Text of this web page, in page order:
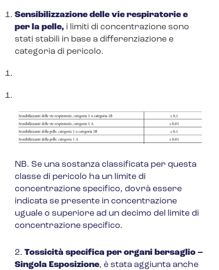
Sensibilizzazione delle vie respiratorie e
per la pelle, i limiti di concentrazione sono
stati stabili in base a differenziazione e
categoria di pericolo.
NB. Se una sostanza classificata per questa
classe di pericolo ha un limite di
concentrazione specifico, dovrà essere
indicata se presente in concentrazione
uguale o superiore ad un decimo del limite di
concentrazione specifico.
2. Tossicità specifica per organi bersaglio –
Singola Esposizione, è stata aggiunta anche